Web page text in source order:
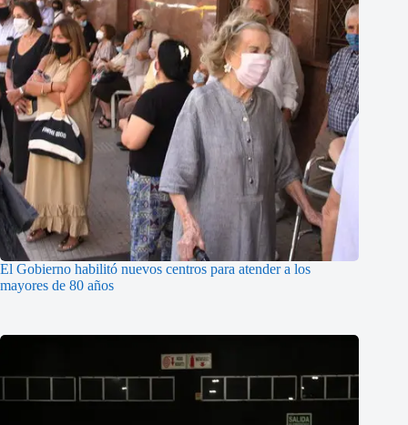
El Gobierno habilitó nuevos centros para atender a los
mayores de 80 años